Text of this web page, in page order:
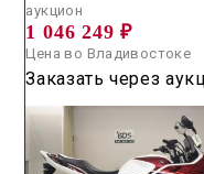
аукцион
1 046 249 ₽
Цена во Владивостоке
Заказать через